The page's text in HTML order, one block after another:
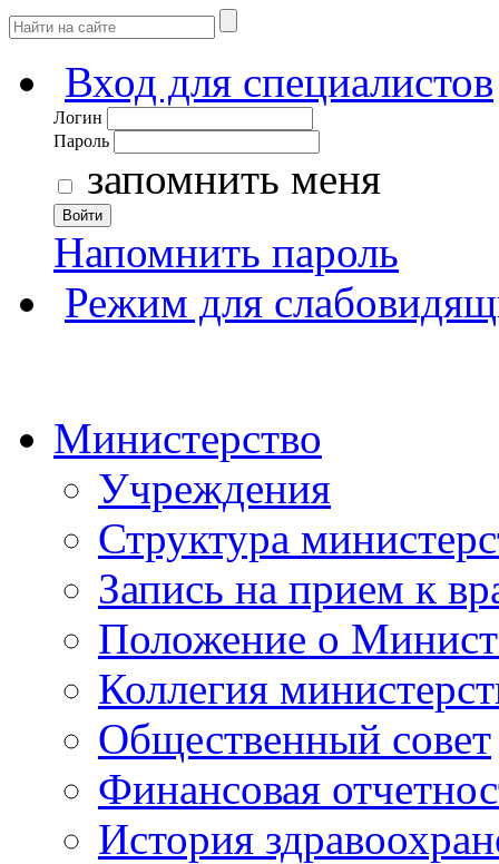
Вход для специалистов
Логин
Пароль
запомнить меня
Войти
Напомнить пароль
Режим для
Министерство
Учреждения
Структура
Запись на прием к
Положение о
Коллегия
Общественный совет
Финансовая
История